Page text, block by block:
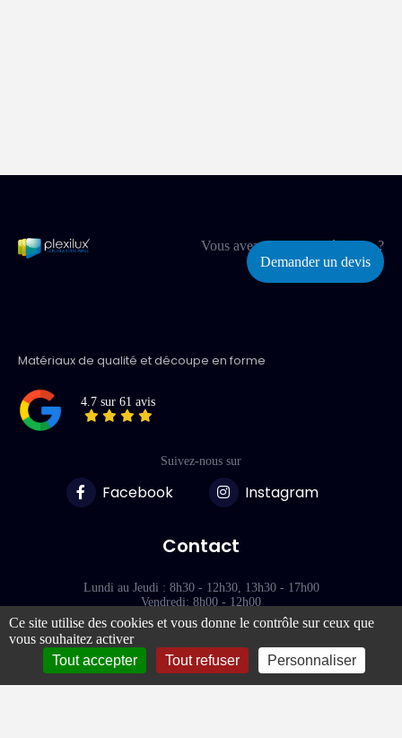
Vous avez un projet spécifique ?
Demander un devis
Matériaux de qualité et découpe en forme
4.7 sur 61 avis
Suivez-nous sur
Facebook Instagram
Contact
Lundi au Jeudi : 8h30 - 12h30, 13h30 - 17h00
Vendredi: 8h00 - 12h00
77000 - VAUX-LE-PÉNIL
Ce site utilise des cookies et vous donne le contrôle sur ceux que
vous souhaitez activer
Tout accepter
Tout refuser Personnaliser